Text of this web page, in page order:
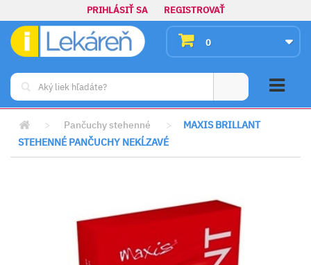
PRIHLÁSIŤ SA REGISTROVAŤ
0
> Pančuchy stehenné >
MAXIS BRILLANT
STEHENNÉ PANČUCHY NEKĹZAVÉ